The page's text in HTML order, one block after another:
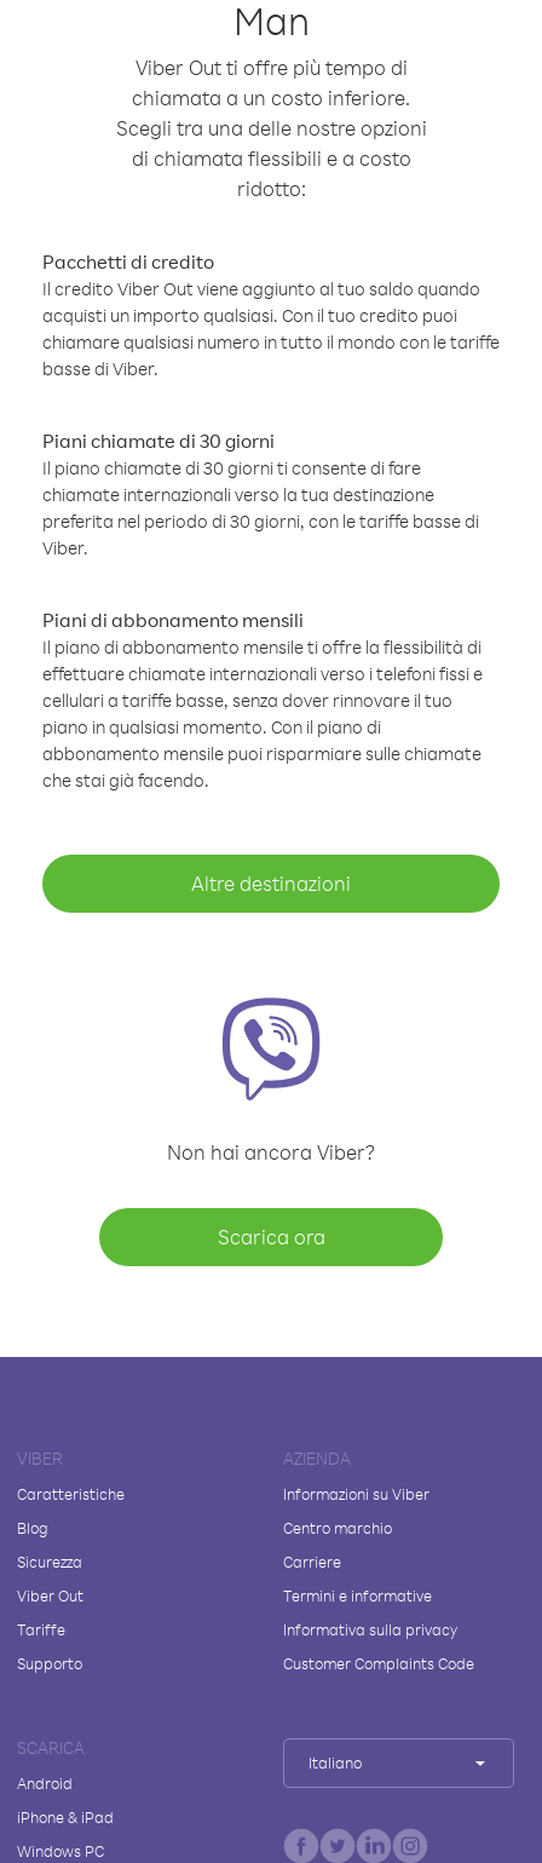
Man
Viber Out ti offre più tempo di
chiamata a un costo inferiore.
Scegli tra una delle nostre opzioni
di chiamata flessibili e a costo
ridotto:
Pacchetti di credito
Il credito Viber Out viene aggiunto al tuo saldo quando
acquisti un importo qualsiasi. Con il tuo credito puoi
chiamare qualsiasi numero in tutto il mondo con le tariffe
basse di Viber.
Piani chiamate di 30 giorni
Il piano chiamate di 30 giorni ti consente di fare
chiamate internazionali verso la tua destinazione
preferita nel periodo di 30 giorni, con le tariffe basse di
Viber.
Piani di abbonamento mensili
Il piano di abbonamento mensile ti offre la flessibilità di
effettuare chiamate internazionali verso i telefoni fissi e
cellulari a tariffe basse, senza dover rinnovare il tuo
piano in qualsiasi momento. Con il piano di
abbonamento mensile puoi risparmiare sulle chiamate
che stai già facendo.
Altre destinazioni
Non hai ancora Viber?
Scarica ora
VIBER
Caratteristiche
Blog
Sicurezza
Viber Out
Tariffe
Supporto
AZIENDA
Informazioni su Viber
Centro marchio
Carriere
Termini e informative
Informativa sulla privacy
Customer Complaints Code
SCARICA
Android
iPhone & iPad
Windows PC
Italiano